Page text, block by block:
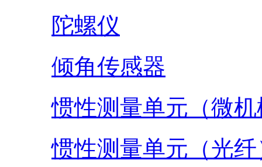
陀螺仪
倾角传感器
惯性测量单元（微
惯性测量单元（光纤